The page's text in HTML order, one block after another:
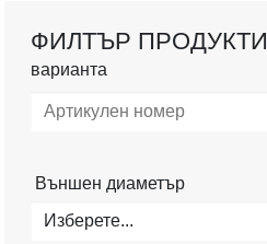
ФИЛТЪР ПРОДУКТИ
варианта
Външен диаметър
Изберете...